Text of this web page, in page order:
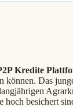
Kredite
können. Das
hoch besichert